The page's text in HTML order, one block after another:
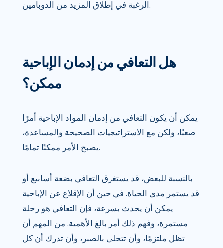
الرغبة في إطلاق المزيد من الدوبامين.
هل التعافي من إدمان الإباحية
ممكن؟
يمكن أن يكون التعافي من إدمان المواد الإباحية أمرًا
صعبًا، ولكن مع الاستراتيجيات الصحيحة والمساعدة،
يصبح الأمر ممكنًا تمامًا.
بالنسبة للبعض، قد يستغرق التعافي بضعة أسابيع أو
قد يستمر مدى الحياة. في حين أن الإقلاع عن الإباحية
يمكن أن يحدث بسرعة، فإن التعافي هو رحلة
مستمرة، وفهم ذلك أمر بالغ الأهمية. من المهم أن
تظل ملتزمًا، وأن تتحلى بالصبر، وأن تدرك أن كل